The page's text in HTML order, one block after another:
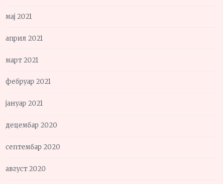
мај 2021
април 2021
март 2021
фебруар 2021
јануар 2021
децембар 2020
септембар 2020
август 2020